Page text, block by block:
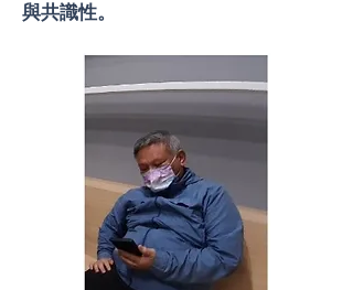
與共識性。